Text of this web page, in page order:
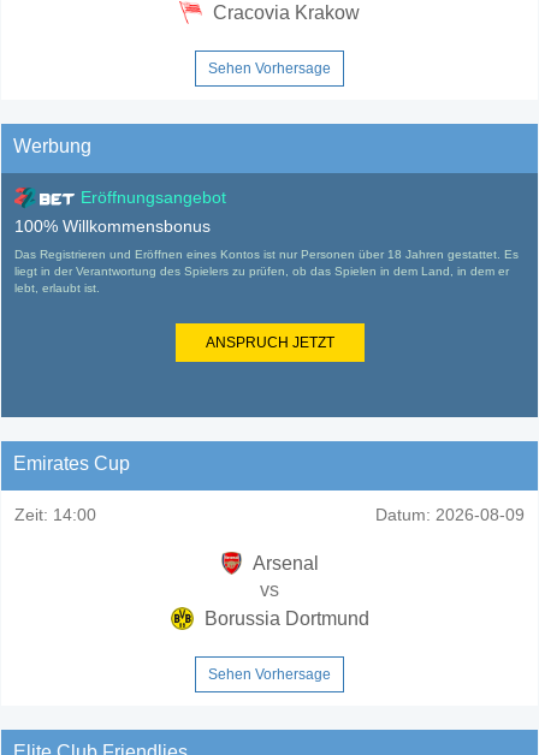
Cracovia Krakow
Sehen Vorhersage
Werbung
Eröffnungsangebot
100% Willkommensbonus
Das Registrieren und Eröffnen eines Kontos ist nur Personen über 18 Jahren gestattet. Es
liegt in der Verantwortung des Spielers zu prüfen, ob das Spielen in dem Land, in dem er
lebt, erlaubt ist.
ANSPRUCH JETZT
Emirates Cup
Zeit: 14:00 Datum: 2026-08-09
Arsenal
vs
Borussia Dortmund
Sehen Vorhersage